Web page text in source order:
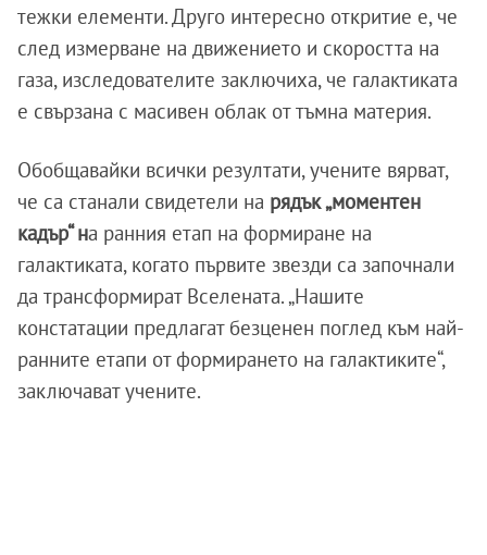
тежки елементи. Друго интересно откритие е, че
след измерване на движението и скоростта на
газа, изследователите заключиха, че галактиката
е свързана с масивен облак от тъмна материя.
Обобщавайки всички резултати, учените вярват,
че са станали свидетели на рядък „моментен
кадър“ на ранния етап на формиране на
галактиката, когато първите звезди са започнали
да трансформират Вселената. „Нашите
констатации предлагат безценен поглед към най-
ранните етапи от формирането на галактиките“,
заключават учените.